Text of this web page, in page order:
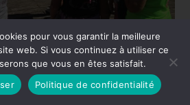
pour vous garantir la meilleure
web. Si vous continuez à utiliser ce
que vous en êtes satisfait.
Politique de confidentialité